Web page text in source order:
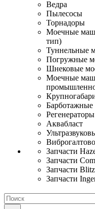
Ведра
Пылесосы
Торнадоры
Моечные
тип)
Туннельные
Погружные
Шнековые
Моечные
Барботажные
Аквабласт
Запчасти
Запчасти
Запчасти Blitz
Запчасти